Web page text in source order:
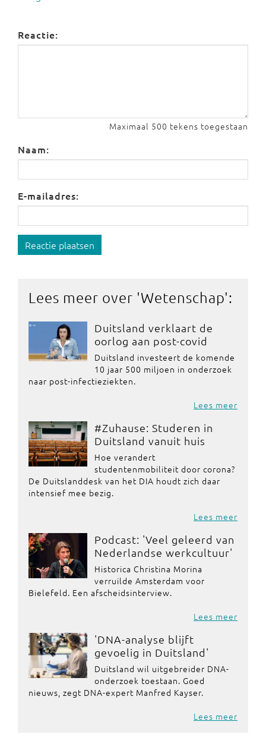
Reactie:
Maximaal 500 tekens toegestaan
Naam:
E-mailadres:
Reactie plaatsen
Lees meer over 'Wetenschap':
Duitsland verklaart de
oorlog aan post-covid
Duitsland investeert de komende
10 jaar 500 miljoen in onderzoek
naar post-infectieziekten.
Lees meer
#Zuhause: Studeren in
Duitsland vanuit huis
Hoe verandert
studentenmobiliteit door corona?
De Duitslanddesk van het DIA houdt zich daar
intensief mee bezig.
Lees meer
Podcast: 'Veel geleerd van
Nederlandse werkcultuur'
Historica Christina Morina
verruilde Amsterdam voor
Bielefeld. Een afscheidsinterview.
Lees meer
'DNA-analyse blijft
gevoelig in Duitsland'
Duitsland wil uitgebreider DNA-
onderzoek toestaan. Goed
nieuws, zegt DNA-expert Manfred Kayser.
Lees meer